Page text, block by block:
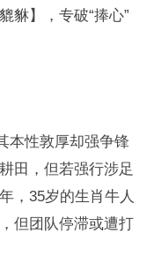
貅】，专破“捧心”
本性敦厚却强争锋
田，但若强行涉足
，35岁的生肖牛人
但团队停滞或遭打